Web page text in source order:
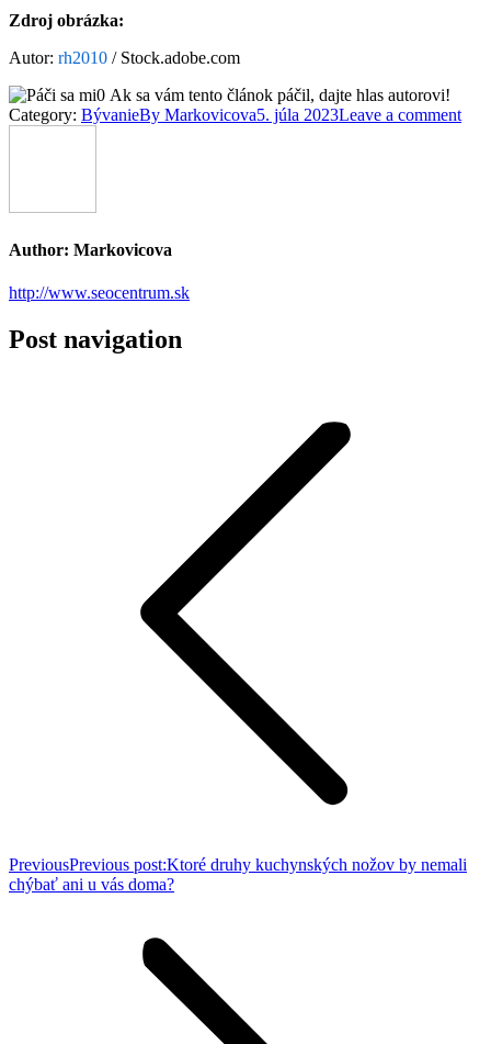
Zdroj obrázka:
Autor: rh2010 / Stock.adobe.com
0 Ak sa vám tento článok páčil, dajte hlas autorovi!
Category: BývanieBy Markovicova5. júla 2023Leave a comment
Author: Markovicova
http://www.seocentrum.sk
Post navigation
PreviousPrevious post:Ktoré druhy kuchynských nožov by nemali
chýbať ani u vás doma?